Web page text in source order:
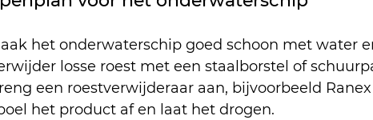
het onderwaterschip goed schoon met water
losse roest met een staalborstel of
een roestverwijderaar aan, bijvoorbeeld
het product af en laat het drogen.